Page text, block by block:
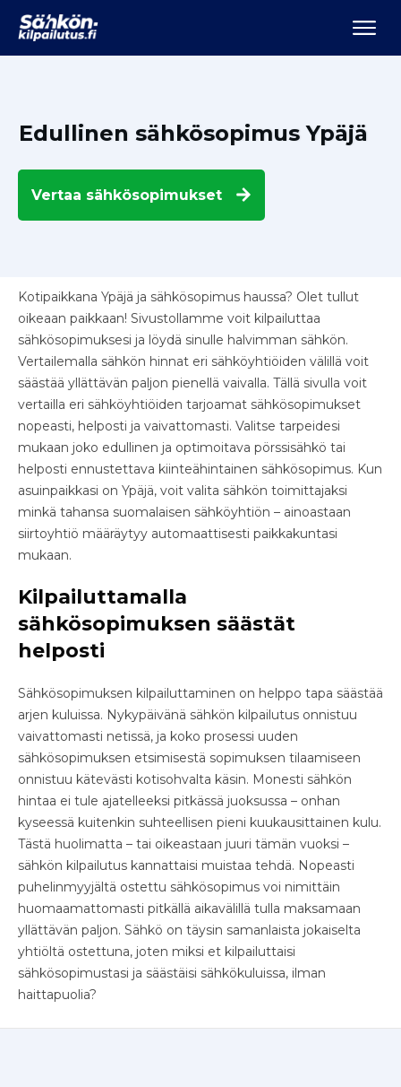
Edullinen sähkösopimus Ypäjä
Vertaa sähkösopimukset
Kotipaikkana Ypäjä ja sähkösopimus haussa? Olet tullut
oikeaan paikkaan! Sivustollamme voit kilpailuttaa
sähkösopimuksesi ja löydä sinulle halvimman sähkön.
Vertailemalla sähkön hinnat eri sähköyhtiöiden välillä voit
säästää yllättävän paljon pienellä vaivalla. Tällä sivulla voit
vertailla eri sähköyhtiöiden tarjoamat sähkösopimukset
nopeasti, helposti ja vaivattomasti. Valitse tarpeidesi
mukaan joko edullinen ja optimoitava pörssisähkö tai
helposti ennustettava kiinteähintainen sähkösopimus. Kun
asuinpaikkasi on Ypäjä, voit valita sähkön toimittajaksi
minkä tahansa suomalaisen sähköyhtiön – ainoastaan
siirtoyhtiö määräytyy automaattisesti paikkakuntasi
mukaan.
Kilpailuttamalla
sähkösopimuksen säästät
helposti
Sähkösopimuksen kilpailuttaminen on helppo tapa säästää
arjen kuluissa. Nykypäivänä sähkön kilpailutus onnistuu
vaivattomasti netissä, ja koko prosessi uuden
sähkösopimuksen etsimisestä sopimuksen tilaamiseen
onnistuu kätevästi kotisohvalta käsin. Monesti sähkön
hintaa ei tule ajatelleeksi pitkässä juoksussa – onhan
kyseessä kuitenkin suhteellisen pieni kuukausittainen kulu.
Tästä huolimatta – tai oikeastaan juuri tämän vuoksi –
sähkön kilpailutus kannattaisi muistaa tehdä. Nopeasti
puhelinmyyjältä ostettu sähkösopimus voi nimittäin
huomaamattomasti pitkällä aikavälillä tulla maksamaan
yllättävän paljon. Sähkö on täysin samanlaista jokaiselta
yhtiöltä ostettuna, joten miksi et kilpailuttaisi
sähkösopimustasi ja säästäisi sähkökuluissa, ilman
haittapuolia?